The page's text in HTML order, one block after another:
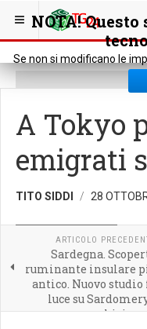
NOTA!
Se non si modificano le
SEI QUI: RASSEGNA
A Tokyo
emigrati
TITO SIDDI 28
ARTICOLO
Sardegna.
ruminante insulare
antico. Nuovo studio
luce su